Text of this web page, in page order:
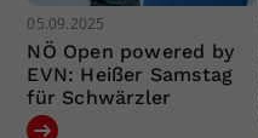
05.09.2025
NÖ Open powered by
EVN: Heißer Samstag
für Schwärzler